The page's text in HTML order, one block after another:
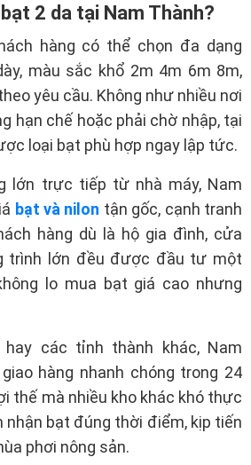
2 da tại Nam Thành?
hàng có thể chọn đa dạng
màu sắc khổ 2m 4m 6m 8m,
yêu cầu. Không như nhiều nơi
hạn chế hoặc phải chờ nhập, tại
loại bạt phù hợp ngay lập tức.
lớn trực tiếp từ nhà máy, Nam
bạt và nilon tận gốc, cạnh tranh
hàng dù là hộ gia đình, cửa
trình lớn đều được đầu tư một
lo mua bạt giá cao nhưng
hay các tỉnh thành khác, Nam
hàng nhanh chóng trong 24
thế mà nhiều kho khác khó thực
nhận bạt đúng thời điểm, kịp tiến
phơi nông sản.